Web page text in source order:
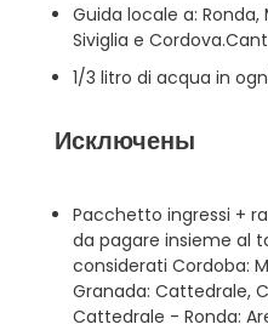
Guida locale a: Ronda,
Siviglia e
1/3 litro di acqua in
Исключены
Pacchetto ingressi +
da pagare insieme al
considerati Cordoba:
Granada: Cattedrale,
Cattedrale - Ronda: